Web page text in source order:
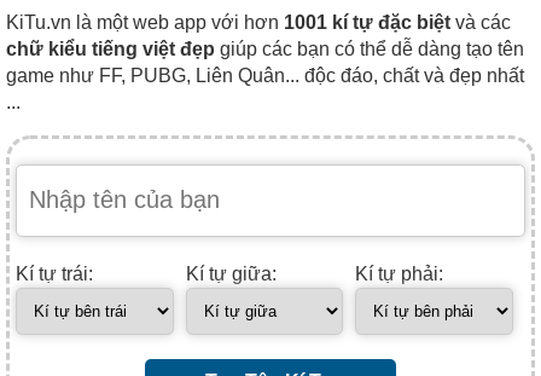
KiTu.vn là một web app với hơn 1001 kí tự đặc biệt và các
chữ kiểu tiếng việt đẹp giúp các bạn có thể dễ dàng tạo tên
game như FF, PUBG, Liên Quân... độc đáo, chất và đẹp nhất
...
Kí tự trái: Kí tự giữa: Kí tự phải: